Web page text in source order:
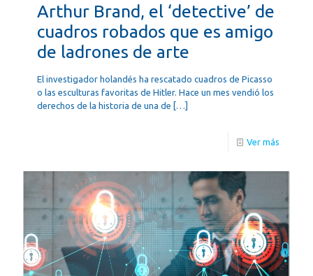
Arthur Brand, el ‘detective’ de
cuadros robados que es amigo
de ladrones de arte
El investigador holandés ha rescatado cuadros de Picasso
o las esculturas favoritas de Hitler. Hace un mes vendió los
derechos de la historia de una de […]
Ver más